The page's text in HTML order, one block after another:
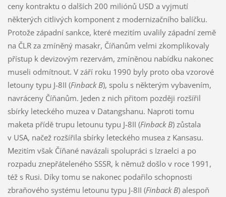
ceny kontraktu o dalších 200 miliónů USD a vyjmutí
některých citlivých komponent z modernizačního balíčku.
Protože západní sankce, které mezitím uvalily západní země
na ČLR za zmíněný masakr, Číňanům velmi zkomplikovaly
přístup k devizovým rezervám, zmíněnou nabídku nakonec
museli odmítnout. V září roku 1990 byly proto oba vzorové
letouny typu J-8II (Finback B), spolu s některým vybavením,
navráceny Číňanům. Jeden z nich přitom později rozšířil
sbírky leteckého muzea v Datangshanu. Naproti tomu
maketa přídě trupu letounu typu J-8II (Finback B) zůstala
v USA, načež rozšířila sbírky leteckého musea z Kansasu.
Mezitím však Číňané navázali spolupráci s Izraelci a po
rozpadu znepřáteleného SSSR, k němuž došlo v roce 1991,
též s Rusi. Díky tomu se nakonec podařilo schopnosti
zbraňového systému letounu typu J-8II (Finback B) alespoň